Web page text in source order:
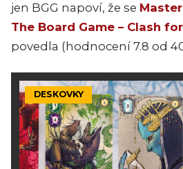
jen BGG napoví, že se
The Board Game – Clash
povedla (hodnocení 7.8 od
DESKOVKY